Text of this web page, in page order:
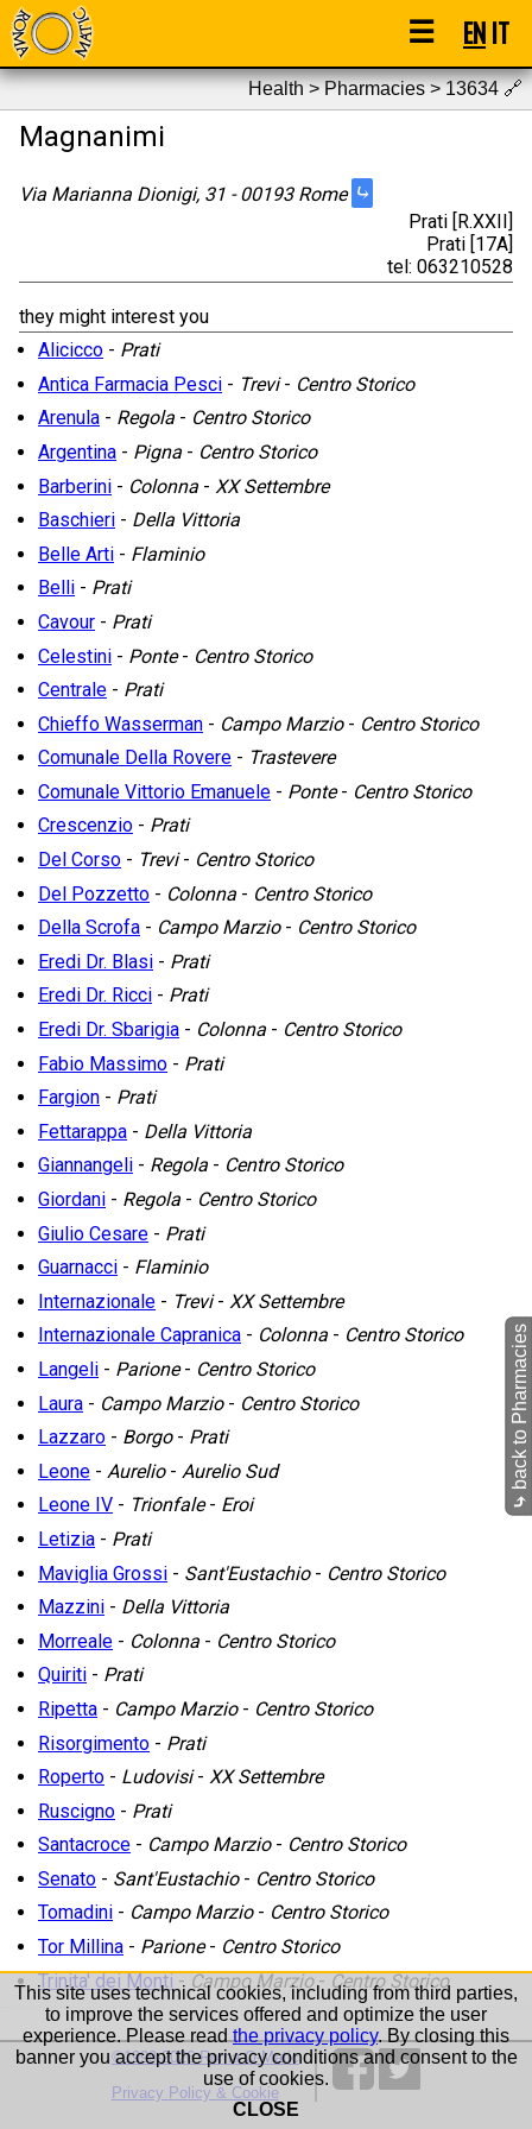
☰ ENIT
Health > Pharmacies > 13634🔗
Magnanimi
Via Marianna Dionigi, 31 - 00193 Rome ⤷
Prati [R.XXII]
Prati [17A]
tel: 063210528
they might interest you
Alicicco - Prati
Antica Farmacia Pesci - Trevi- Centro Storico
Arenula - Regola - Centro Storico
Argentina - Pigna - Centro Storico
Barberini - Colonna - XX Settembre
Baschieri - Della Vittoria
Belle Arti - Flaminio
Belli - Prati
Cavour - Prati
Celestini - Ponte- Centro Storico
Centrale - Prati
Chieffo Wasserman - Campo Marzio- Centro Storico
Comunale Della Rovere - Trastevere
Comunale Vittorio Emanuele - Ponte- Centro Storico
Crescenzio - Prati
Del Corso - Trevi- Centro Storico
Del Pozzetto - Colonna - Centro Storico
Della Scrofa - Campo Marzio- Centro Storico
Eredi Dr. Blasi - Prati
Eredi Dr. Ricci - Prati
Eredi Dr. Sbarigia - Colonna - Centro Storico
Fabio Massimo - Prati
Fargion - Prati
Fettarappa - Della Vittoria
Giannangeli - Regola - Centro Storico
Giordani - Regola - Centro Storico
Giulio Cesare - Prati
Guarnacci - Flaminio
Internazionale - Trevi- XX Settembre
Internazionale Capranica - Colonna - Centro Storico
Langeli - Parione- Centro Storico
Laura - Campo Marzio- Centro Storico
Lazzaro - Borgo- Prati
Leone - Aurelio- Aurelio Sud
Leone IV - Trionfale- Eroi
Letizia - Prati
Maviglia Grossi - Sant'Eustachio- Centro Storico
Mazzini - Della Vittoria
Morreale - Colonna - Centro Storico
Quiriti - Prati
Ripetta - Campo Marzio- Centro Storico
Risorgimento - Prati
Roperto - Ludovisi- XX Settembre
Ruscigno - Prati
Santacroce - Campo Marzio- Centro Storico
Senato - Sant'Eustachio- Centro Storico
Tomadini - Campo Marzio- Centro Storico
Tor Millina - Parione- Centro Storico
Trinita' dei Monti-Campo Marzio-Centro Storico
⤷
back to Pharmacies
©1999-2026 Roma-O-Matic
Privacy Policy & Cookie
This site uses technical cookies, including from third parties,
to improve the services offered and optimize the user
experience. Please readthe privacy policy. By closing this
banner you accept the privacy conditions and consent to the
use of cookies.
CLOSE